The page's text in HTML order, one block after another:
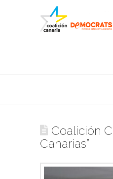
Coalición
Canarias”